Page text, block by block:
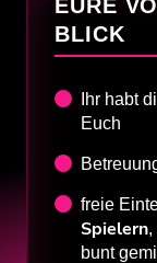
EURE
BLICK
Ihr habt
Euch
freie
Spielern,
bunt